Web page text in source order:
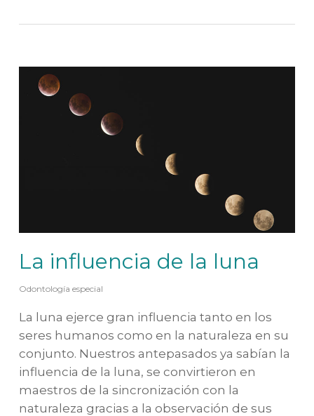
La influencia de la luna
Odontología especial
La luna ejerce gran influencia tanto en los
seres humanos como en la naturaleza en su
conjunto. Nuestros antepasados ya sabían la
influencia de la luna, se convirtieron en
maestros de la sincronización con la
naturaleza gracias a la observación de sus